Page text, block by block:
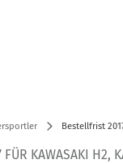
Bestellfrist
FÜR KAWASAKI H2,